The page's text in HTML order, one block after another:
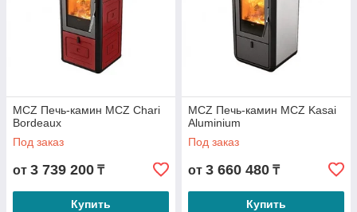
MCZ Печь-камин MCZ Chari
Bordeaux
Под заказ
от 3 739 200 ₸
Купить
MCZ Печь-камин MCZ Kasai
Aluminium
Под заказ
от 3 660 480 ₸
Купить